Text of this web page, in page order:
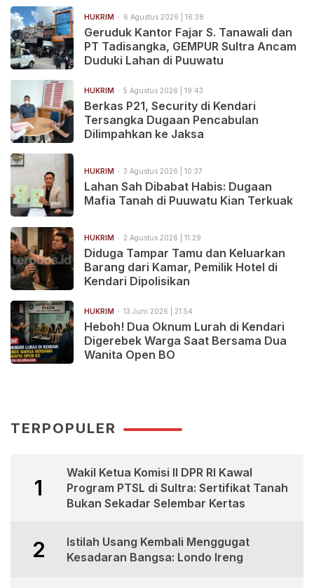
HUKRIM 6 Agustus 2026 | 16:38
Geruduk Kantor Fajar S. Tanawali dan
PT Tadisangka, GEMPUR Sultra Ancam
Duduki Lahan di Puuwatu
HUKRIM 5 Agustus 2026 | 19:43
Berkas P21, Security di Kendari
Tersangka Dugaan Pencabulan
Dilimpahkan ke Jaksa
HUKRIM 3 Agustus 2026 | 10:37
Lahan Sah Dibabat Habis: Dugaan
Mafia Tanah di Puuwatu Kian Terkuak
HUKRIM 2 Agustus 2026 | 11:29
Diduga Tampar Tamu dan Keluarkan
Barang dari Kamar, Pemilik Hotel di
Kendari Dipolisikan
HUKRIM 13 Juni 2026 | 21:54
Heboh! Dua Oknum Lurah di Kendari
Digerebek Warga Saat Bersama Dua
Wanita Open BO
TERPOPULER
1
Wakil Ketua Komisi II DPR RI Kawal
Program PTSL di Sultra: Sertifikat Tanah
Bukan Sekadar Selembar Kertas
2
Istilah Usang Kembali Menggugat
Kesadaran Bangsa: Londo Ireng